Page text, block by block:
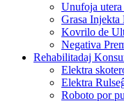
Unufoja
Grasa Injekta
Kovrilo de
Negativa
Rehabilitadaj
Elektra
Elektra
Roboto por